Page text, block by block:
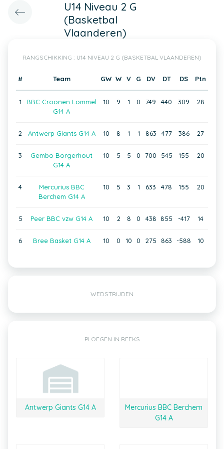
U14 Niveau 2 G
(Basketbal
Vlaanderen)
RANGSCHIKKING : U14 NIVEAU 2 G (BASKETBAL VLAANDEREN)
# Team GW W V G DV DT DS Ptn
1
BBC Croonen Lommel
G14 A
10 9 1 0 749 440 309 28
2 Antwerp Giants G14 A 10 8 1 1 863 477 386 27
3
Gembo Borgerhout
G14 A
10 5 5 0 700 545 155 20
4
Mercurius BBC
Berchem G14 A
10 5 3 1 633 478 155 20
5 Peer BBC vzw G14 A 10 2 8 0 438 855 -417 14
6 Bree Basket G14 A 10 0 10 0 275 863 -588 10
WEDSTRIJDEN
PLOEGEN IN REEKS
Antwerp Giants G14 A
Mercurius BBC Berchem
G14 A